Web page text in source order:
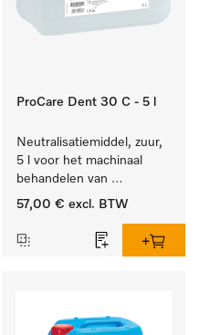
ProCare Dent 30 C - 5 l
Neutralisatiemiddel, zuur,
5 l voor het machinaal
behandelen van
tandheelkundige- en
57,00 € excl. BTW